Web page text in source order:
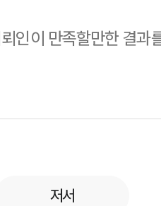
인이 만족할만한 결과
저서